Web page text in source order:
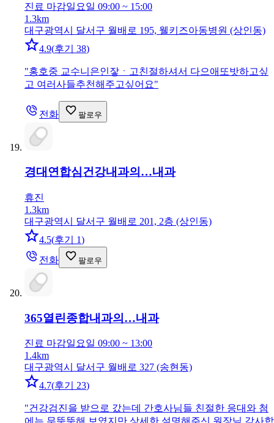
진료 마감일요일 09:00 ~ 15:00
1.3km
대구광역시 달서구 월배로 195, 웰키즈아동병원 (상인동)
4.9(후기 38)
"홍호중 교수니은인잫ㆍ고친절하셔서 다으애또밧하고싶
고 여러사들추천해주고싶어요"
전화 팔로우
경대연합심건강내과의…내과
휴진
1.3km
대구광역시 달서구 월배로 201, 2층 (상인동)
4.5(후기 1)
전화
팔로우
365열린종합내과의…내과
진료 마감일요일 09:00 ~ 13:00
1.4km
대구광역시 달서구 월배로 327 (송현동)
4.7(후기 23)
"건강검진을 받으로 갔는데 간호사님들 친절한 응대와 첨